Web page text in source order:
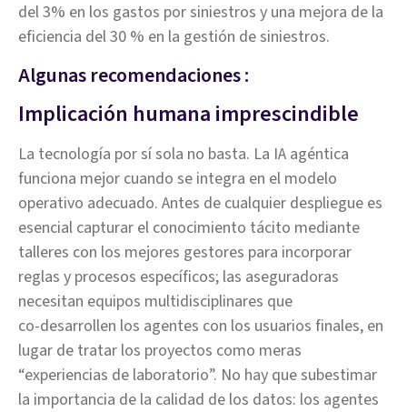
del 3% en los gastos por siniestros y una mejora de la
eficiencia del 30 % en la gestión de siniestros.
Algunas recomendaciones :
Implicación humana imprescindible
La tecnología por sí sola no basta. La IA agéntica
funciona mejor cuando se integra en el modelo
operativo adecuado. Antes de cualquier despliegue es
esencial capturar el conocimiento tácito mediante
talleres con los mejores gestores para incorporar
reglas y procesos específicos; las aseguradoras
necesitan equipos multidisciplinares que
co‑desarrollen los agentes con los usuarios finales, en
lugar de tratar los proyectos como meras
“experiencias de laboratorio”. No hay que subestimar
la importancia de la calidad de los datos: los agentes